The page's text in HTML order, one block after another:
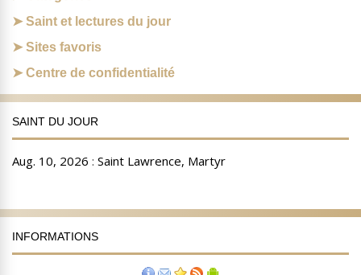
Saint et lectures du jour
Sites favoris
Centre de confidentialité
SAINT DU JOUR
INFORMATIONS